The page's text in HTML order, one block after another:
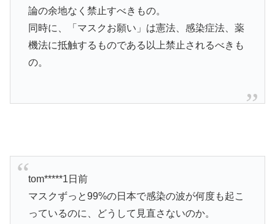
論の余地なく禁止すべきもの。
同時に、「マスクお願い」は憲法、感染症法、薬
機法に抵触するものである以上禁止されるべきも
の。
tom*****1日前
マスクずっと99%の日本で感染の波が何度も起こ
っているのに、どうして見直さないのか。